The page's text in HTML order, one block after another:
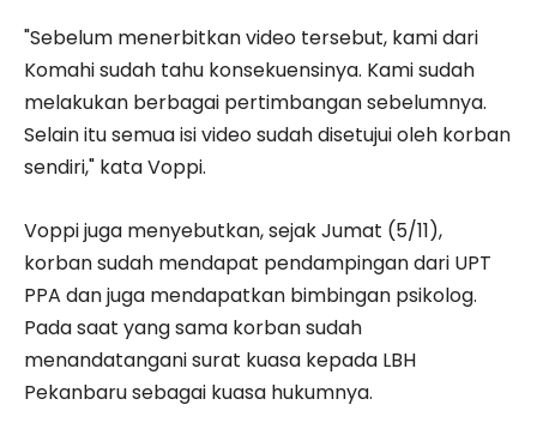
"Sebelum menerbitkan video tersebut, kami dari
Komahi sudah tahu konsekuensinya. Kami sudah
melakukan berbagai pertimbangan sebelumnya.
Selain itu semua isi video sudah disetujui oleh korban
sendiri," kata Voppi.
Voppi juga menyebutkan, sejak Jumat (5/11),
korban sudah mendapat pendampingan dari UPT
PPA dan juga mendapatkan bimbingan psikolog.
Pada saat yang sama korban sudah
menandatangani surat kuasa kepada LBH
Pekanbaru sebagai kuasa hukumnya.